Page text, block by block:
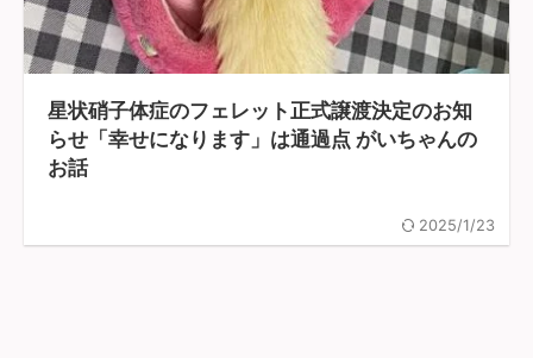
星状硝子体症のフェレット正式譲渡決定のお知
らせ「幸せになります」は通過点 がいちゃんの
お話
2025/1/23